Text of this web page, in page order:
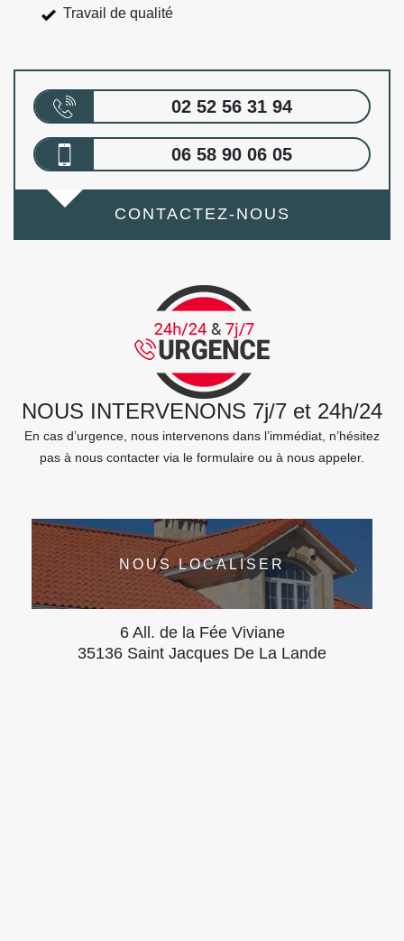
Travail de qualité
02 52 56 31 94
06 58 90 06 05
CONTACTEZ-NOUS
NOUS INTERVENONS 7j/7 et 24h/24
En cas d’urgence, nous intervenons dans l’immédiat, n’hésitez
pas à nous contacter via le formulaire ou à nous appeler.
NOUS LOCALISER
6 All. de la Fée Viviane
35136 Saint Jacques De La Lande